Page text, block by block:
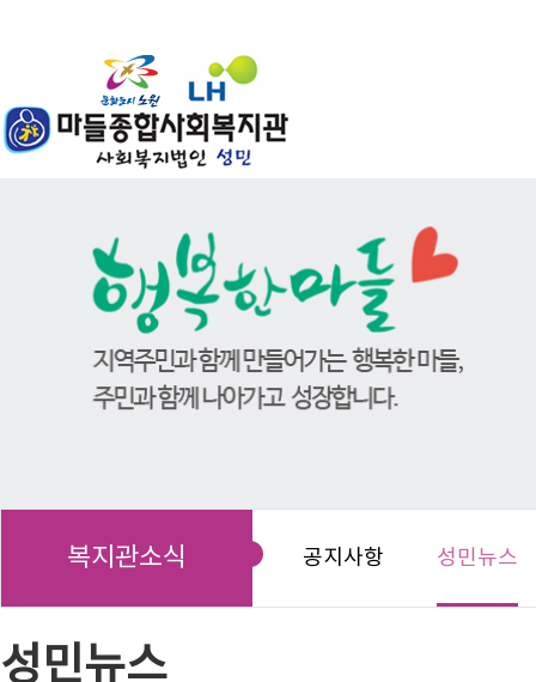
복지관소식 공지사항 성민뉴스
성민뉴스